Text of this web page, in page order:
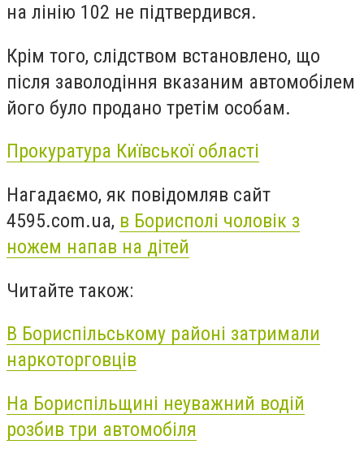
на лінію 102 не підтвердився.
Крім того, слідством встановлено, що
після заволодіння вказаним автомобілем
його було продано третім особам.
Прокуратура Київської області
Нагадаємо, як повідомляв сайт
4595.com.ua, в Борисполі чоловік з
ножем напав на дітей
Читайте також:
В Бориспільському районі затримали
наркоторговців
На Бориспільщині неуважний водій
розбив три автомобіля